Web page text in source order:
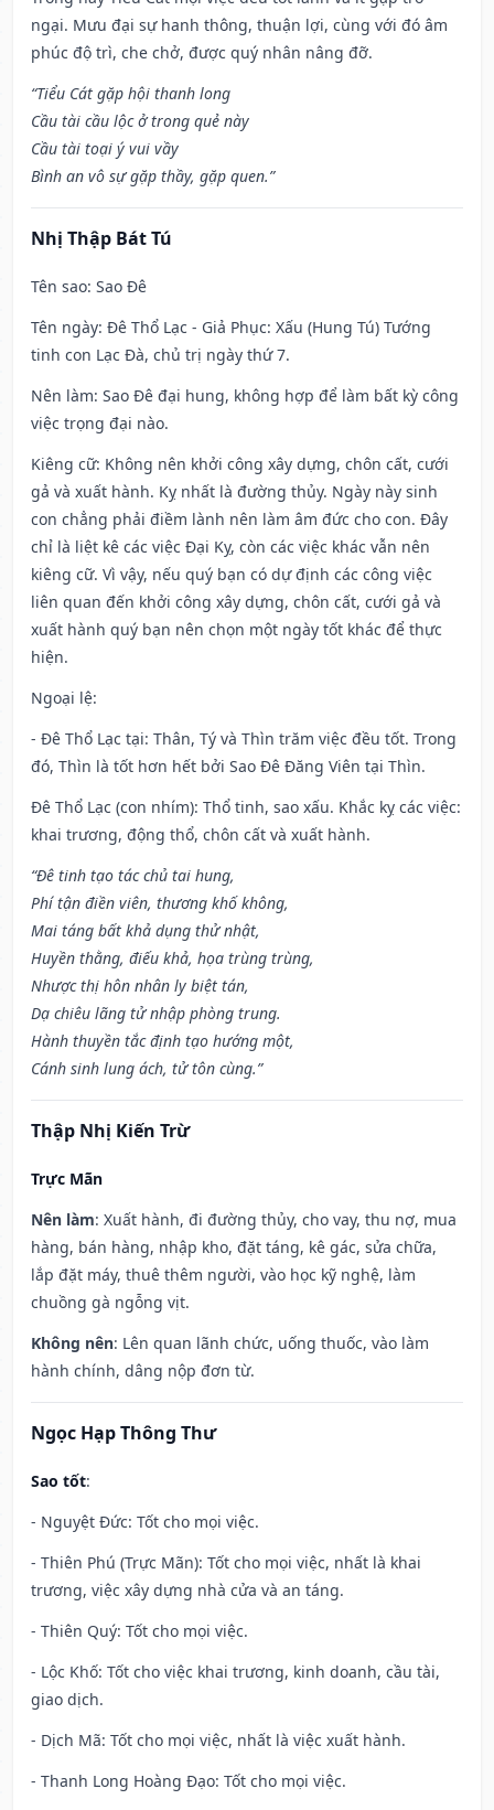
ngại. Mưu đại sự hanh thông, thuận lợi, cùng với đó âm
phúc độ trì, che chở, được quý nhân nâng đỡ.
“Tiểu Cát gặp hội thanh long
Cầu tài cầu lộc ở trong quẻ này
Cầu tài toại ý vui vầy
Bình an vô sự gặp thầy, gặp quen.”
Nhị Thập Bát Tú
Tên sao: Sao Đê
Tên ngày: Đê Thổ Lạc - Giả Phục: Xấu (Hung Tú) Tướng
tinh con Lạc Đà, chủ trị ngày thứ 7.
Nên làm: Sao Đê đại hung, không hợp để làm bất kỳ công
việc trọng đại nào.
Kiêng cữ: Không nên khởi công xây dựng, chôn cất, cưới
gả và xuất hành. Kỵ nhất là đường thủy. Ngày này sinh
con chẳng phải điềm lành nên làm âm đức cho con. Đây
chỉ là liệt kê các việc Đại Kỵ, còn các việc khác vẫn nên
kiêng cữ. Vì vậy, nếu quý bạn có dự định các công việc
liên quan đến khởi công xây dựng, chôn cất, cưới gả và
xuất hành quý bạn nên chọn một ngày tốt khác để thực
hiện.
Ngoại lệ:
- Đê Thổ Lạc tại: Thân, Tý và Thìn trăm việc đều tốt. Trong
đó, Thìn là tốt hơn hết bởi Sao Đê Đăng Viên tại Thìn.
Đê Thổ Lạc (con nhím): Thổ tinh, sao xấu. Khắc kỵ các việc:
khai trương, động thổ, chôn cất và xuất hành.
“Đê tinh tạo tác chủ tai hung,
Phí tận điền viên, thương khố không,
Mai táng bất khả dụng thử nhật,
Huyền thằng, điếu khả, họa trùng trùng,
Nhược thị hôn nhân ly biệt tán,
Dạ chiêu lãng tử nhập phòng trung.
Hành thuyền tắc định tạo hướng một,
Cánh sinh lung ách, tử tôn cùng.”
Thập Nhị Kiến Trừ
Trực Mãn
Nên làm: Xuất hành, đi đường thủy, cho vay, thu nợ, mua
hàng, bán hàng, nhập kho, đặt táng, kê gác, sửa chữa,
lắp đặt máy, thuê thêm người, vào học kỹ nghệ, làm
chuồng gà ngỗng vịt.
Không nên: Lên quan lãnh chức, uống thuốc, vào làm
hành chính, dâng nộp đơn từ.
Ngọc Hạp Thông Thư
Sao tốt:
- Nguyệt Đức: Tốt cho mọi việc.
- Thiên Phú (Trực Mãn): Tốt cho mọi việc, nhất là khai
trương, việc xây dựng nhà cửa và an táng.
- Thiên Quý: Tốt cho mọi việc.
- Lộc Khố: Tốt cho việc khai trương, kinh doanh, cầu tài,
giao dịch.
- Dịch Mã: Tốt cho mọi việc, nhất là việc xuất hành.
- Thanh Long Hoàng Đạo: Tốt cho mọi việc.